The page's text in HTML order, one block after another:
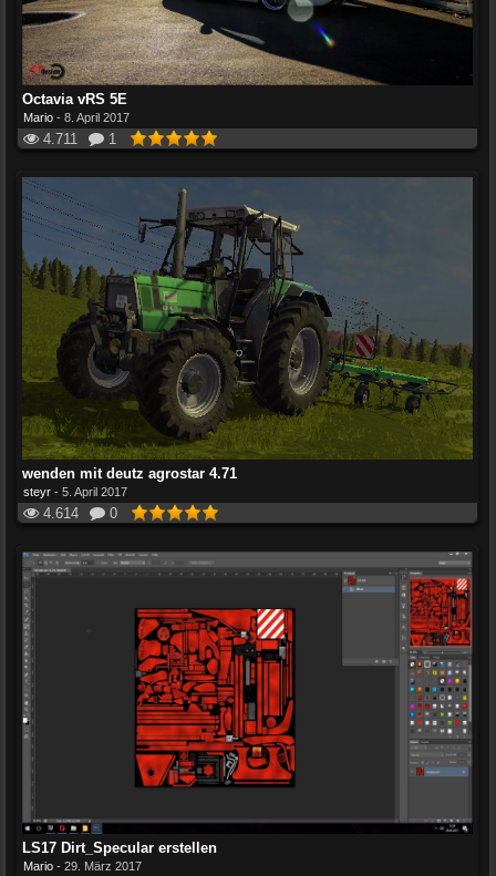
Octavia vRS 5E
Mario - 8. April 2017
4.711 1
wenden mit deutz agrostar 4.71
steyr - 5. April 2017
4.614 0
LS17 Dirt_Specular erstellen
Mario - 29. März 2017